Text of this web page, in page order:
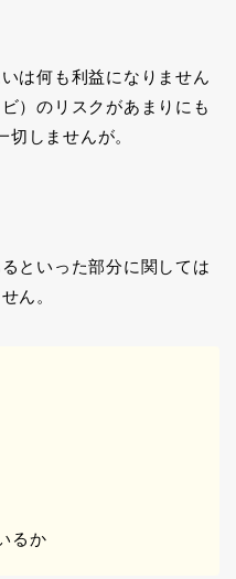
は何も利益になりません
）のリスクがあまりにも
しませんが。
といった部分に関しては
ん。
るか